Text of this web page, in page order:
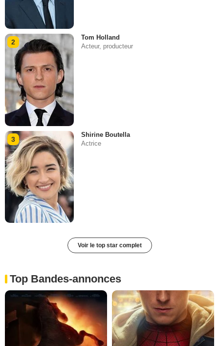
2
Tom Holland
Acteur, producteur
3
Shirine Boutella
Actrice
Voir le top star complet
Top Bandes-annonces